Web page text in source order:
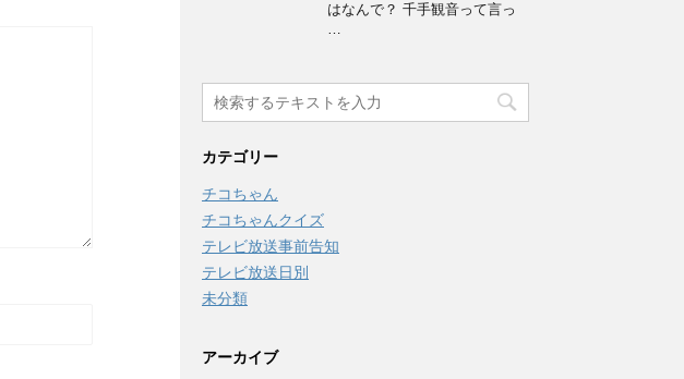
はなんで？ 千手観音って言っ
…
カテゴリー
チコちゃん
チコちゃんクイズ
テレビ放送事前告知
テレビ放送日別
未分類
アーカイブ